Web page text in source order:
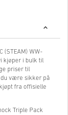
(STEAM) WW-
kjøper i bulk til
priser til
du være sikker på
fra offisielle
Triple Pack